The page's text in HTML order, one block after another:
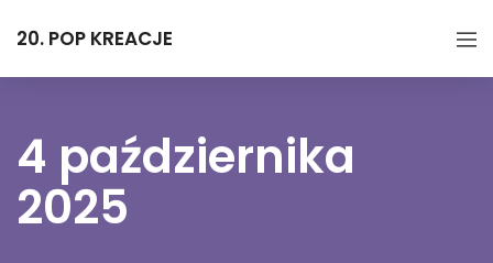
20. POP KREACJE
4 października
2025